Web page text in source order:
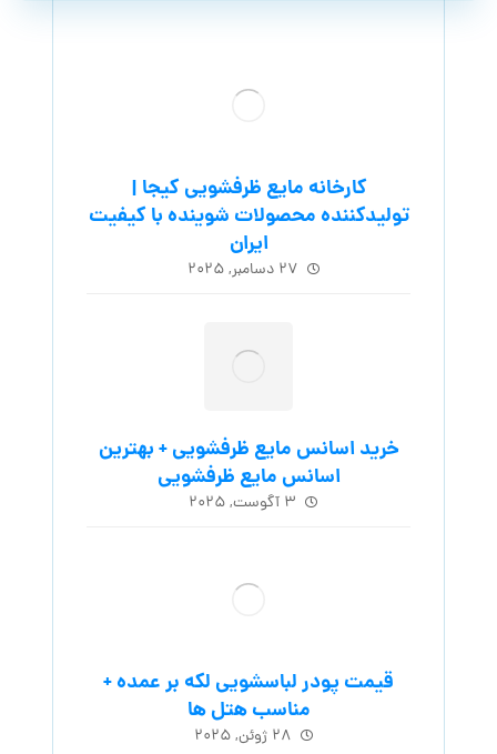
کارخانه مایع ظرفشویی کیجا |
تولیدکننده محصولات شوینده با کیفیت
ایران
۲۷ دسامبر, ۲۰۲۵
خرید اسانس مایع ظرفشویی + بهترین
اسانس مایع ظرفشویی
۳ آگوست, ۲۰۲۵
قیمت پودر لباسشویی لکه بر عمده +
مناسب هتل ها
۲۸ ژوئن, ۲۰۲۵